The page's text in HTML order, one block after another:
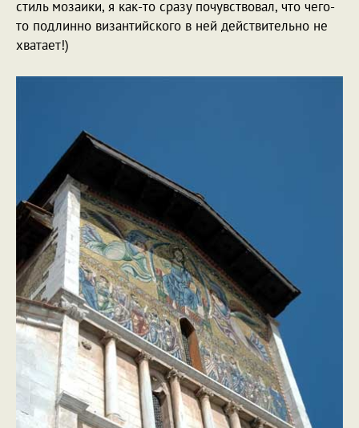
стиль мозаики, я как-то сразу почувствовал, что чего-
то подлинно византийского в ней действительно не
хватает!)